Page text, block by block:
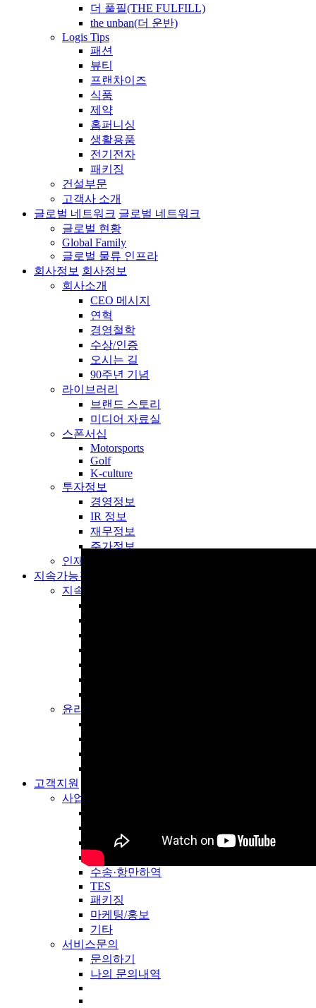
더 풀필(THE FULFILL)
the unban(더 운반)
Logis Tips
패션
뷰티
프랜차이즈
식품
제약
홈퍼니싱
생활용품
전기전자
패키징
건설부문
고객사 소개
글로벌 네트워크 글로벌 네트워크
글로벌 현황
Global Family
글로벌 물류 인프라
회사정보 회사정보
회사소개
CEO 메시지
연혁
경영철학
수상/인증
오시는 길
90주년 기념
라이브러리
브랜드 스토리
미디어 자료실
스폰서십
Motorsports
Golf
K-culture
투자정보
경영정보
IR 정보
재무정보
주가정보
인재채용
지속가능경영
지속가능경영
윤리경영
고객지원
사업문의
더 풀필(3PL·W&D)
글로벌
수송·항만하역
TES
패키징
마케팅/홍보
기타
서비스문의
문의하기
나의 문의내역